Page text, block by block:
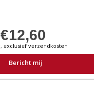
€12,60
exclusief verzendkosten
Bericht mij